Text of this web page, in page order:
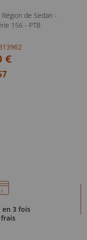
de Sedan -
156 - PTB
€
en 3 fois